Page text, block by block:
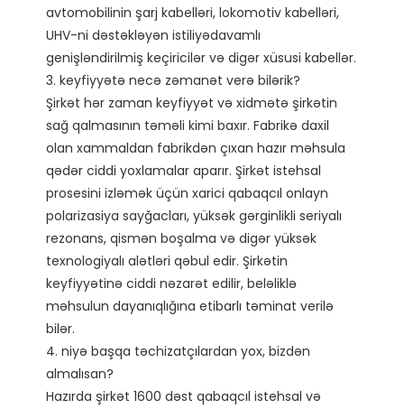
avtomobilinin şarj kabelləri, lokomotiv kabelləri,
UHV-ni dəstəkləyən istiliyədavamlı
genişləndirilmiş keçiricilər və digər xüsusi kabellər.
3. keyfiyyətə necə zəmanət verə bilərik?
Şirkət hər zaman keyfiyyət və xidmətə şirkətin
sağ qalmasının təməli kimi baxır. Fabrikə daxil
olan xammaldan fabrikdən çıxan hazır məhsula
qədər ciddi yoxlamalar aparır. Şirkət istehsal
prosesini izləmək üçün xarici qabaqcıl onlayn
polarizasiya sayğacları, yüksək gərginlikli seriyalı
rezonans, qismən boşalma və digər yüksək
texnologiyalı alətləri qəbul edir. Şirkətin
keyfiyyətinə ciddi nəzarət edilir, beləliklə
məhsulun dayanıqlığına etibarlı təminat verilə
bilər.
4. niyə başqa təchizatçılardan yox, bizdən
almalısan?
Hazırda şirkət 1600 dəst qabaqcıl istehsal və